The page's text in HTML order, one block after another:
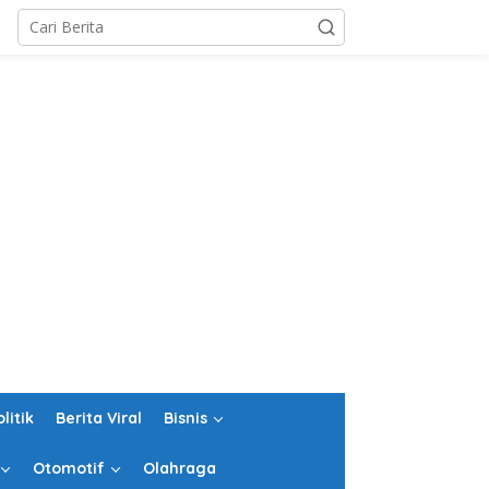
Berita Viral Bisnis
Otomotif Olahraga